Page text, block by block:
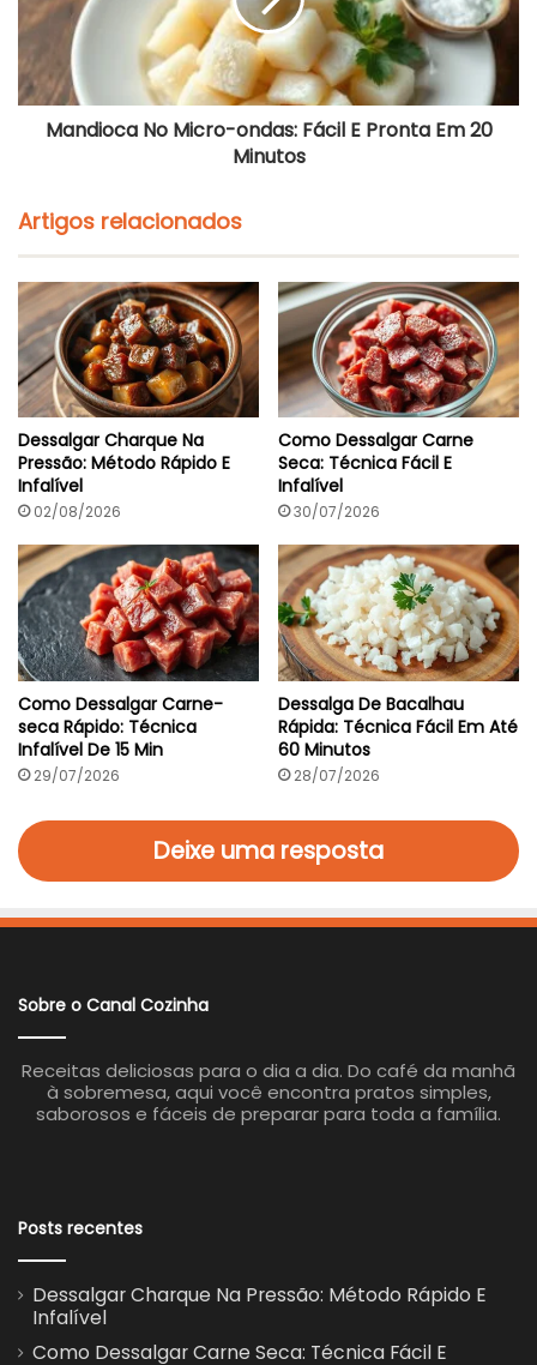
Pronta
20
Minutos
Mandioca No Micro-ondas: Fácil E Pronta Em 20
Minutos
Artigos relacionados
Dessalgar Charque Na
Pressão: Método Rápido E
Infalível
02/08/2026
Como Dessalgar Carne
Seca: Técnica Fácil E
Infalível
30/07/2026
Como Dessalgar Carne-
seca Rápido: Técnica
Infalível De 15 Min
29/07/2026
Dessalga De Bacalhau
Rápida: Técnica Fácil Em Até
60 Minutos
28/07/2026
Deixe uma resposta
Sobre o Canal Cozinha
Receitas deliciosas para o dia a dia. Do café da manhã
à sobremesa, aqui você encontra pratos simples,
saborosos e fáceis de preparar para toda a família.
Posts recentes
Dessalgar Charque Na Pressão: Método Rápido E
Infalível
Como Dessalgar Carne Seca: Técnica Fácil E